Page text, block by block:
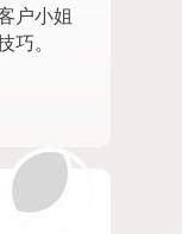
户小姐
巧。